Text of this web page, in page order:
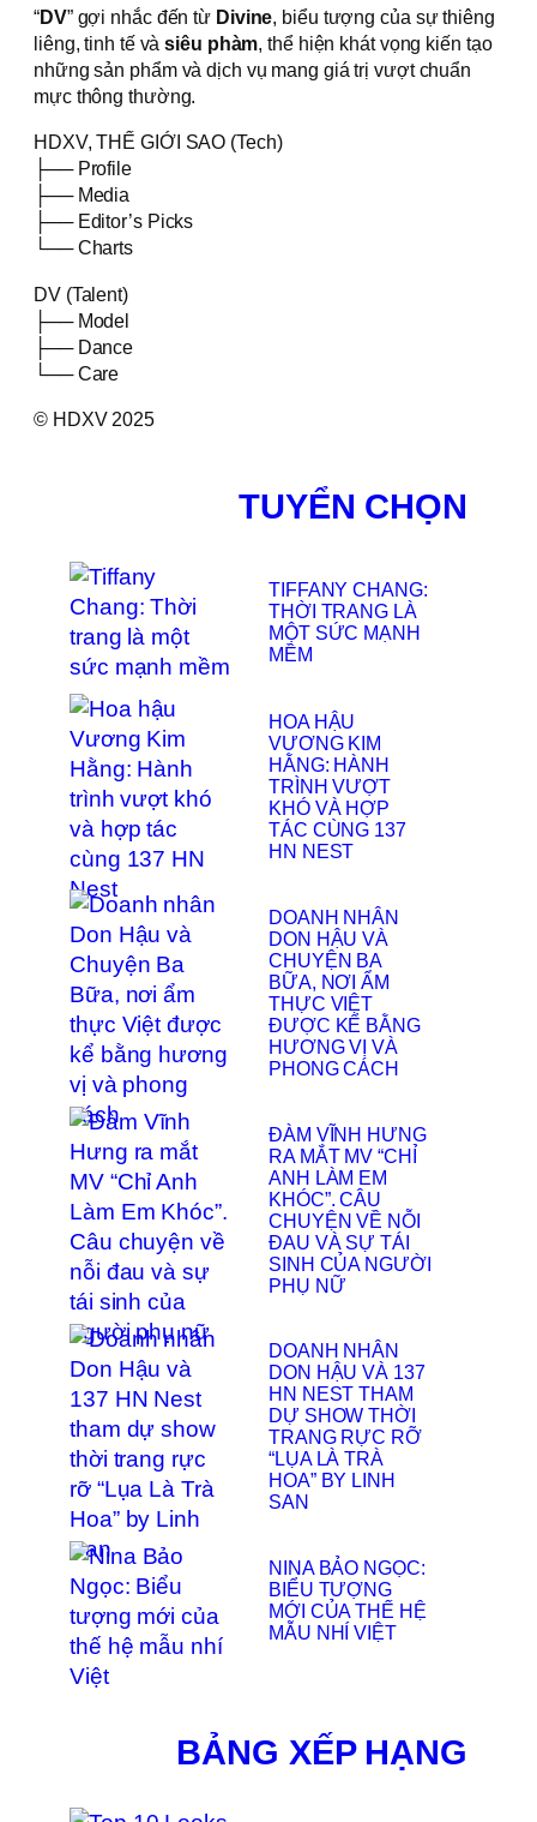
“DV” gợi nhắc đến từ Divine, biểu tượng của sự thiêng
liêng, tinh tế vàsiêu phàm, thể hiện khát vọng kiến tạo
những sản phẩm và dịch vụ mang giá trị vượt chuẩn
mực thông thường.
HDXV, THẾ GIỚI SAO (Tech)
├── Profile
├── Media
├── Editor’s Picks
└── Charts
DV (Talent)
├── Model
├── Dance
└── Care
© HDXV 2025
TUYỂN CHỌN
TIFFANY CHANG:
THỜI TRANG LÀ
MỘT SỨC MẠNH
MỀM
HOA HẬU
VƯƠNG KIM
HẰNG: HÀNH
TRÌNH VƯỢT
KHÓ VÀ HỢP
TÁC CÙNG 137
HN NEST
DOANH NHÂN
DON HẬU VÀ
CHUYỆN BA
BỮA, NƠI ẨM
THỰC VIỆT
ĐƯỢC KỂ BẰNG
HƯƠNG VỊ VÀ
PHONG CÁCH
ĐÀM VĨNH HƯNG
RA MẮT MV “CHỈ
ANH LÀM EM
KHÓC”. CÂU
CHUYỆN VỀ NỖI
ĐAU VÀ SỰ TÁI
SINH CỦA NGƯỜI
PHỤ NỮ
DOANH NHÂN
DON HẬU VÀ 137
HN NEST THAM
DỰ SHOW THỜI
TRANG RỰC RỠ
“LỤA LÀ TRÀ
HOA” BY LINH
SAN
NINA BẢO NGỌC:
BIỂU TƯỢNG
MỚI CỦA THẾ HỆ
MẪU NHÍ VIỆT
BẢNG XẾP HẠNG